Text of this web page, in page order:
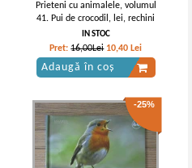
Prieteni cu animalele, volumul
41. Pui de crocodil, lei, rechini
IN STOC
Pret:16,00Lei 10,40 Lei
Adaugă în coș
-25%